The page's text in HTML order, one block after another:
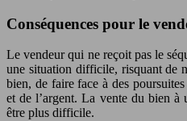
Conséquences pour le
Le vendeur qui ne reçoit pas le
une situation difficile, risquant de
bien, de faire face à des
et de l’argent. La vente du bien à
être plus difficile.